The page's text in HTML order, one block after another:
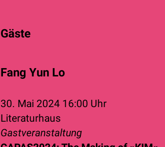
Gäste
Fang Yun Lo
30. Mai 2024 16:00 Uhr
Literaturhaus
Gastveranstaltung